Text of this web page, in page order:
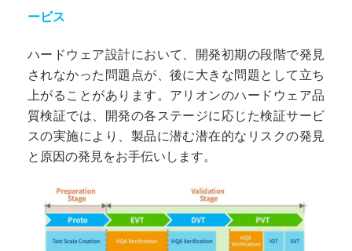
ービス
ハードウェア設計において、開発初期の段階で発見
されなかった問題点が、後に大きな問題として立ち
上がることがあります。アリオンのハードウェア品
質検証では、開発の各ステージに応じた検証サービ
スの実施により、製品に潜む潜在的なリスクの発見
と原因の発見をお手伝いします。